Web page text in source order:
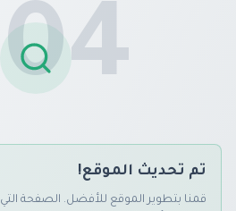
تم تحديث الموقع!
قمنا بتطوير الموقع للأفضل. الصفحة